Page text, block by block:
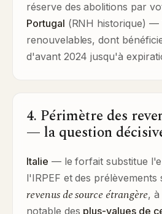
réserve des abolitions par
Portugal (RNH historique) —
renouvelables, dont
d'avant 2024 jusqu'à
4. Périmètre des
— la question
Italie — le forfait substitue
l'IRPEF et des prélèvements
revenus de source étrangère, à
notable des plus-values de